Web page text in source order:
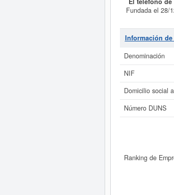
Fundada el 28/
OTROS
la
consulta se ha
Si está
ampliado
de
COLOPLAST
Información de
Denominación
NIF
Domicilio social
Número DUNS
Ranking de